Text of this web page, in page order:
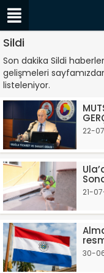
Sildi
Son dakika Sildi
gelişmeleri
listeleniyor.
22-
21-
30-